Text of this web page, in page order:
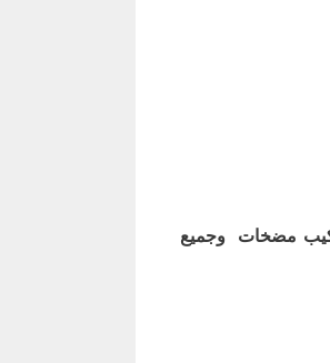
مضخات وجميع